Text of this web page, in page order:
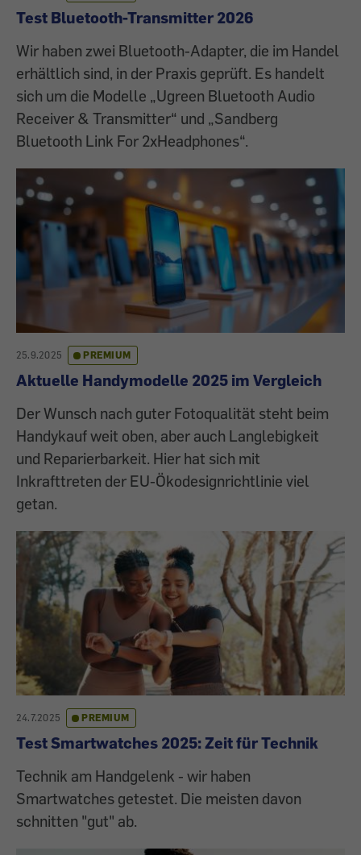
Test Bluetooth-Transmitter 2026
Wir haben zwei Bluetooth-Adapter, die im Handel
erhältlich sind, in der Praxis geprüft. Es handelt
sich um die Modelle „Ugreen Bluetooth Audio
Receiver & Transmitter“ und „Sandberg
Bluetooth Link For 2xHeadphones“.
25.9.2025 PREMIUM
Aktuelle Handymodelle 2025 im Vergleich
Der Wunsch nach guter Fotoqualität steht beim
Handykauf weit oben, aber auch Langlebigkeit
und Reparierbarkeit. Hier hat sich mit
Inkrafttreten der EU-Ökodesignrichtlinie viel
getan.
24.7.2025 PREMIUM
Test Smartwatches 2025: Zeit für Technik
Technik am Handgelenk - wir haben
Smartwatches getestet. Die meisten davon
schnitten "gut" ab.